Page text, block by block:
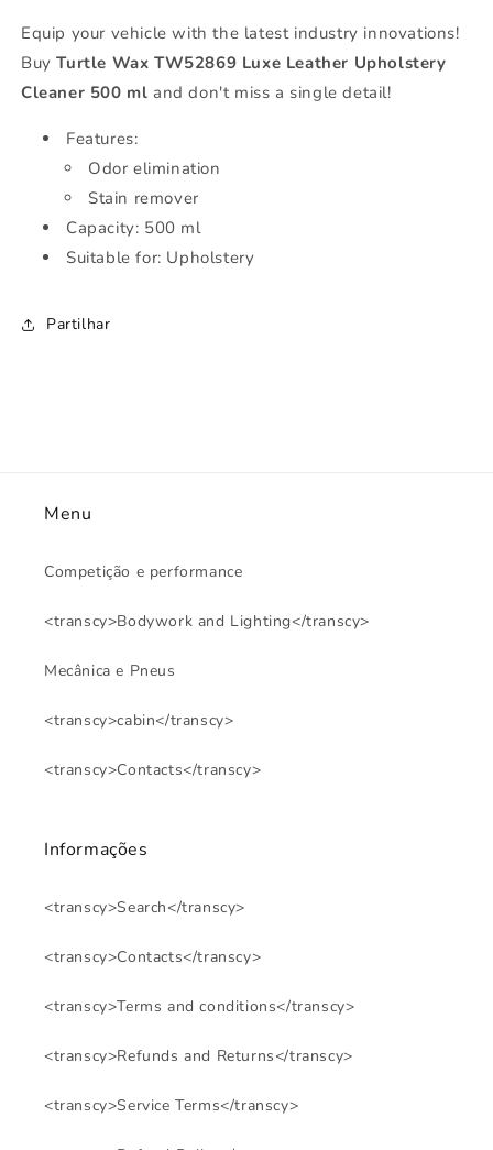
Luxe
Leather
Cleaner
Luxe
Leather
Cleaner
Equip your vehicle with the latest industry innovations!
BuyTurtle Wax TW52869 Luxe Leather Upholstery
Cleaner 500 ml and don't miss a single detail!
Features:
Odor elimination
Stain remover
Capacity: 500 ml
Suitable for: Upholstery
Partilhar
Menu
Competição e performance
<transcy>Bodywork and Lighting</transcy>
Mecânica e Pneus
<transcy>cabin</transcy>
<transcy>Contacts</transcy>
Informações
<transcy>Search</transcy>
<transcy>Contacts</transcy>
<transcy>Terms and conditions</transcy>
<transcy>Refunds and Returns</transcy>
<transcy>Service Terms</transcy>